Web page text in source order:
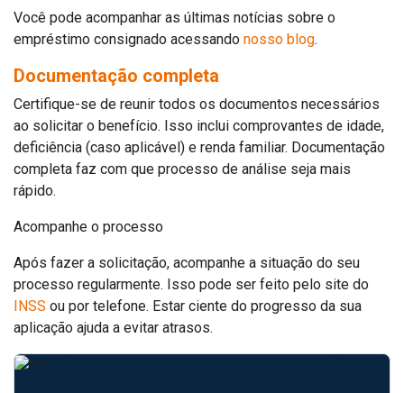
Você pode acompanhar as últimas notícias sobre o
empréstimo consignado acessando nosso blog.
Documentação completa
Certifique-se de reunir todos os documentos necessários
ao solicitar o benefício. Isso inclui comprovantes de idade,
deficiência (caso aplicável) e renda familiar. Documentação
completa faz com que processo de análise seja mais
rápido.
Acompanhe o processo
Após fazer a solicitação, acompanhe a situação do seu
processo regularmente. Isso pode ser feito pelo site do
INSS ou por telefone. Estar ciente do progresso da sua
aplicação ajuda a evitar atrasos.